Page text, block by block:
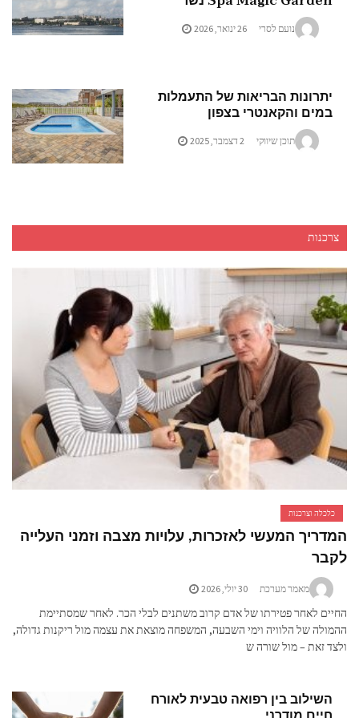
נועם לסרי 26 ינואר, 2026
יתרונות הבריאות של התעמלות
במים והקאנטרי בצפון
תוכן שיווקי 2 דצמבר, 2025
צרכנות
כלכלה וצרכנות
המדריך המעשי לאזכרות, עלויות מצבה וזמני העלייה
לקבר
מאמר מערכת 30 יולי, 2026
החיים לאחר פטירתו של אדם קרוב משתנים לבלי הכר. לאחר שמסתיימת
ההמולה של הלוויה וימי השבעה, המשפחה מוצאת את עצמה מול ריקנות גדולה,
ולצד זאת – מול שורה ש
השילוב בין רפואה טבעית לאורח